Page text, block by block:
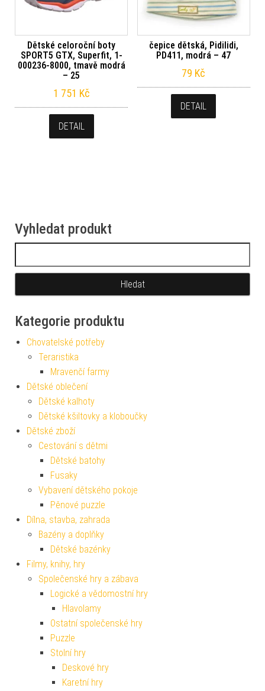
Dětské celoroční boty
SPORT5 GTX, Superfit, 1-
000236-8000, tmavě modrá
– 25
1 751 Kč
DETAIL
čepice dětská, Pidilidi,
PD411, modrá – 47
79 Kč
DETAIL
Vyhledat produkt
Kategorie produktu
Chovatelské potřeby
Teraristika
Mravenčí farmy
Dětské oblečení
Dětské kalhoty
Dětské kšiltovky a kloboučky
Dětské zboží
Cestování s dětmi
Dětské batohy
Fusaky
Vybavení dětského pokoje
Pěnové puzzle
Dílna, stavba, zahrada
Bazény a doplňky
Dětské bazénky
Filmy, knihy, hry
Společenské hry a zábava
Logické a vědomostní hry
Hlavolamy
Ostatní společenské hry
Puzzle
Stolní hry
Deskové hry
Karetní hry